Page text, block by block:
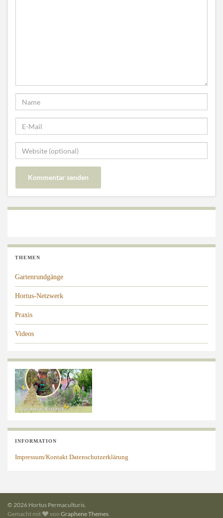
THEMEN
Gartenrundgänge
Hortus-Netzwerk
Praxis
Videos
INFORMATION
Impressum/Kontakt Datenschutzerklärung
© 2026 Hortus Permaculturis.
Gemacht mit
vonGraphene Themes.